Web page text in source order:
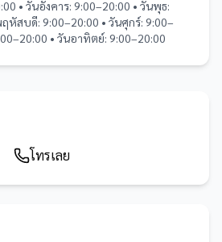
• วันอังคาร: 9:00–20:00 • วันพุธ:
หัสบดี: 9:00–20:00 • วันศุกร์: 9:00–
• วันอาทิตย์: 9:00–20:00
โทรเลย